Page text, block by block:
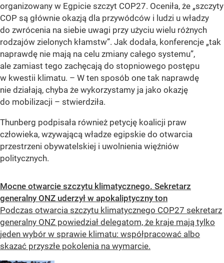
organizowany w Egpicie szczyt COP27. Oceniła, że „szczyty
COP są głównie okazją dla przywódców i ludzi u władzy
do zwrócenia na siebie uwagi przy użyciu wielu różnych
rodzajów zielonych kłamstw”. Jak dodała, konferencje „tak
naprawdę nie mają na celu zmiany całego systemu”,
ale zamiast tego zachęcają do stopniowego postępu
w kwestii klimatu. – W ten sposób one tak naprawdę
nie działają, chyba że wykorzystamy ja jako okazję
do mobilizacji – stwierdziła.
Thunberg podpisała również petycję koalicji praw
człowieka, wzywającą władze egipskie do otwarcia
przestrzeni obywatelskiej i uwolnienia więźniów
politycznych.
Mocne otwarcie szczytu klimatycznego. Sekretarz
generalny ONZ uderzył w apokaliptyczny ton
Podczas otwarcia szczytu klimatycznego COP27 sekretarz
generalny ONZ powiedział delegatom, że kraje mają tylko
jeden wybór w sprawie klimatu: współpracować albo
skazać przyszłe pokolenia na wymarcie.